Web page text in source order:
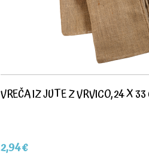
VREČA IZ JUTE Z VRVICO, 24 X 33
2,94€